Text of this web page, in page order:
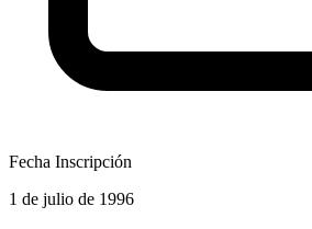
Fecha Inscripción
1 de julio de 1996